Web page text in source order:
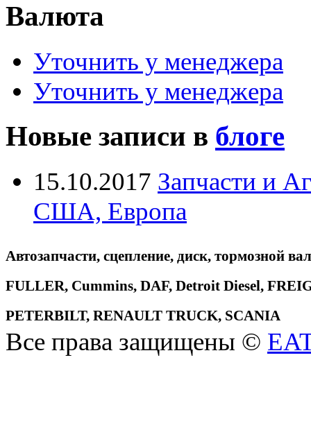
Валюта
Уточнить у менеджера
Уточнить у менеджера
Новые записи в блоге
15.10.2017 Запчасти и
США, Европа
Автозапчасти, сцепление, диск, тормозной
FULLER, Cummins, DAF, Detroit Diesel,
PETERBILT, RENAULT TRUCK, SCANIA
Все права защищены ©